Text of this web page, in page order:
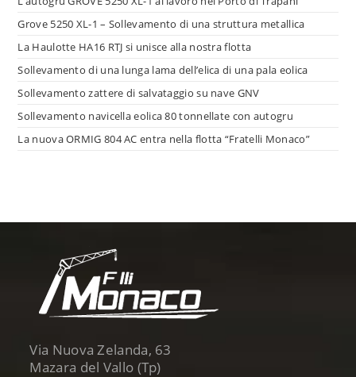
Grove 5250 XL-1 – Sollevamento di una struttura metallica
La Haulotte HA16 RTJ si unisce alla nostra flotta
Sollevamento di una lunga lama dell’elica di una pala eolica
Sollevamento zattere di salvataggio su nave GNV
Sollevamento navicella eolica 80 tonnellate con autogru
La nuova ORMIG 804 AC entra nella flotta “Fratelli Monaco”
Via Nuova Zelanda, 63
Mazara del Vallo (Tp)